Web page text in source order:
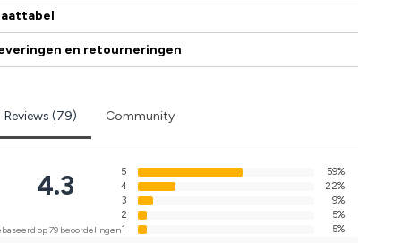
en retourneringen
Reviews (79) Community
4.3
op 79 beoordelingen
5
59%
4
22%
3
9%
2
5%
1
5%